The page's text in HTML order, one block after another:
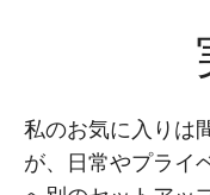
私のお気に入りは
が、日常やプライ